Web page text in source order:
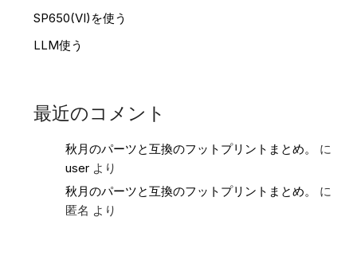
SP650(VI)を使う
LLM使う
最近のコメント
秋月のパーツと互換のフットプリントまとめ。
に
user より
秋月のパーツと互換のフットプリントまとめ。
に
匿名 より